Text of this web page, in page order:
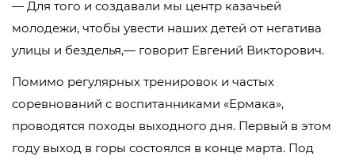
— Для того и создавали мы центр казачьей
молодежи, чтобы увести наших детей от негатива
улицы и безделья,— говорит Евгений Викторович.
Помимо регулярных тренировок и частых
соревнований с воспитанниками «Ермака»,
проводятся походы выходного дня. Первый в этом
году выход в горы состоялся в конце марта. Под